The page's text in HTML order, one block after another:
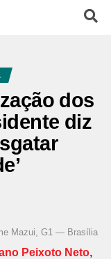
dos
diz
Mazui, G1 — Brasília
Peixoto Neto,